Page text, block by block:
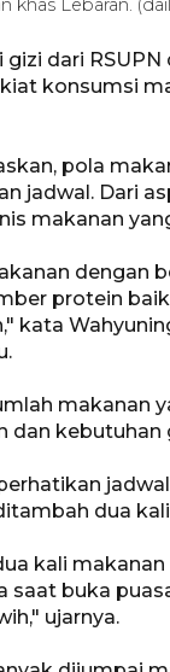
khas Lebaran.
gizi dari
konsumsi
pola
jadwal. Dari
makanan
dengan
protein
kata
makanan
dan kebutuhan
dua
kali
saat buka
ujarnya.